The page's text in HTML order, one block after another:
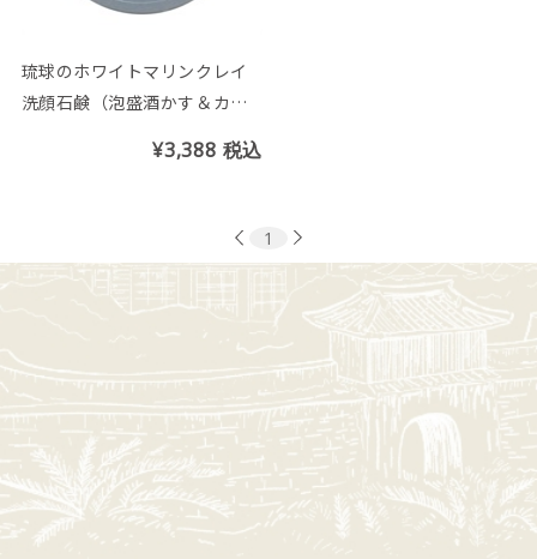
琉球のホワイトマリンクレイ
洗顔石鹸（泡盛酒かす＆カー
¥3,388 税込
1